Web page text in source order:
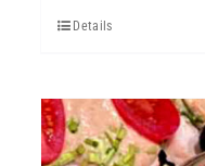
Olive
Details